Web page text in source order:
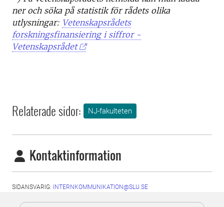
ner och söka på statistik för rådets olika
utlysningar: Vetenskapsrådets
forskningsfinansiering i siffror -
Vetenskapsrådet
Relaterade sidor: NJ-fakulteten
Kontaktinformation
SIDANSVARIG: INTERNKOMMUNIKATION@SLU.SE